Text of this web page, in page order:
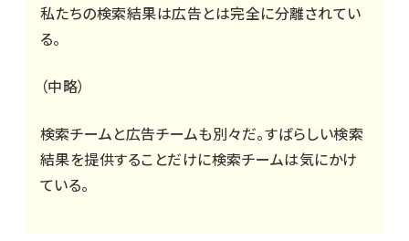
私たちの検索結果は広告とは完全に分離されてい
る。
（中略）
検索チームと広告チームも別々だ。すばらしい検索
結果を提供することだけに検索チームは気にかけ
ている。